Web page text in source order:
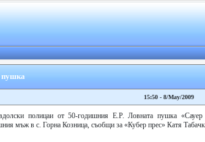
пушка
15:50 - 8/May/2009
полицаи от 50-годишния Е.Р. Ловната пушка
мъж в с. Горна Козница, съобщи за «Кубер прес» Катя